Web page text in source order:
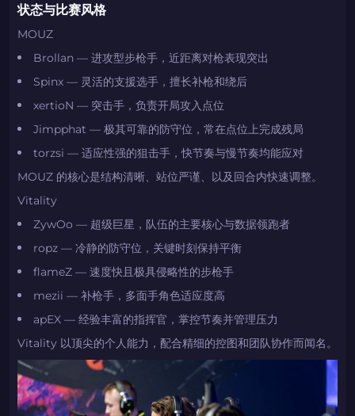
状态与比赛风格
MOUZ
Brollan — 进攻型步枪手，近距离对枪表现突出
Spinx — 灵活的支援选手，擅长补枪和绕后
xertioN — 突击手，负责开局攻入点位
Jimpphat — 极其可靠的防守位，常在点位上完成残局
torzsi — 适应性强的狙击手，快节奏与慢节奏均能应对
MOUZ 的核心是结构清晰、站位严谨、以及回合内快速调整。
Vitality
ZywOo — 超级巨星，队伍的主要核心与数据领跑者
ropz — 冷静的防守位，关键时刻保持平衡
flameZ — 速度快且极具侵略性的步枪手
mezii — 补枪手，多面手角色适应度高
apEX — 经验丰富的指挥官，掌控节奏并管理压力
Vitality 以顶尖的个人能力，配合精细的控图和团队协作而闻名。